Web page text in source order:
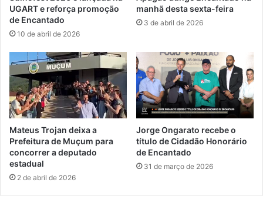
UGART e reforça promoção
de Encantado
10 de abril de 2026
manhã desta sexta-feira
3 de abril de 2026
Mateus Trojan deixa a
Prefeitura de Muçum para
concorrer a deputado
estadual
2 de abril de 2026
Jorge Ongarato recebe o
título de Cidadão Honorário
de Encantado
31 de março de 2026